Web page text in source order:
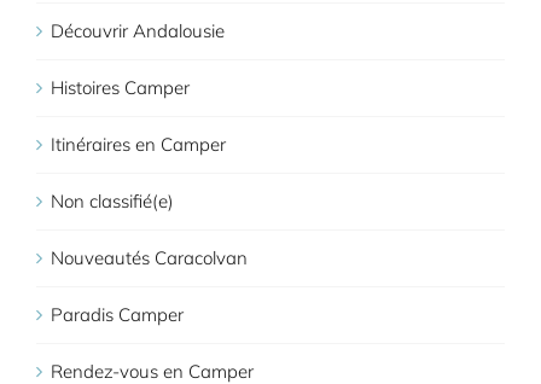
Découvrir Andalousie
Histoires Camper
Itinéraires en Camper
Non classifié(e)
Nouveautés Caracolvan
Paradis Camper
Rendez-vous en Camper